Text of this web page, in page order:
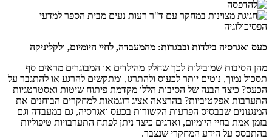
כעס ואגרסיה בילדות ובבגרות: מהמעבדה, לחיי היומיום, ולקליניקה
מהן הסיבות שמובילות לכך שחלק מהילדים או המבוגרים מראים סף
תסכול נמוך, נוטים יותר לכעוס ולהתרגז, ומתקשים להרגע או להתגבר על
הכעס? כיצד הבנה של הסיבות הללו מקדמת פיתוח שיטות ואסטרטגיות
התערבות אפקטיביות? בהרצאה אציג דוגמאות למחקרים הבוחנים את
המנגנונים שבבסיס הפרעות הקשורות בכעס ואגרסיה, גם במעבדה וגם
בזמן אמת בחיי היומיום, ואדגים כיצד ניתן לפתח התערבויות טיפוליות
בהתבסס על הידע המחקרי שנצבר.